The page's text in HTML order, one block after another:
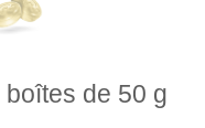
de 50 g